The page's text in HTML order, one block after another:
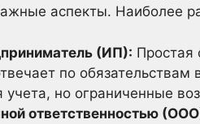
аспекты. Наиболее
(ИП): Простая
по
учета, но ограниченные
ответственностью